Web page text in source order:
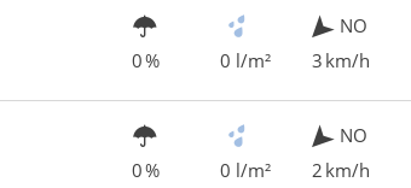
0 % 0 l/m²
NO
3 km/h
0 % 0 l/m²
NO
2 km/h